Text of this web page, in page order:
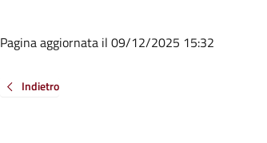
Pagina aggiornata il 09/12/2025 15:32
Indietro